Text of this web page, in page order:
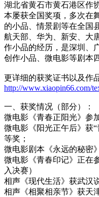
湖北省黄石市黄石港区作
本屡获全国奖项，多次在
的小品、情景剧等在全国
航天部、华为、新安、大
作小品的经历，是深圳、
创作小品、微电影等剧本
更详细的获奖证书以及作
http://www.xiaopin66.com/
一、获奖情况（部分）：
微电影《青春正阳光》参
微电影《阳光正午后》获
等奖；
微电影剧本《永远的秘密
微电影《青春印记》正在
入决赛）
相声《现代生活》获武汉
相声《相聚相亲节》获天